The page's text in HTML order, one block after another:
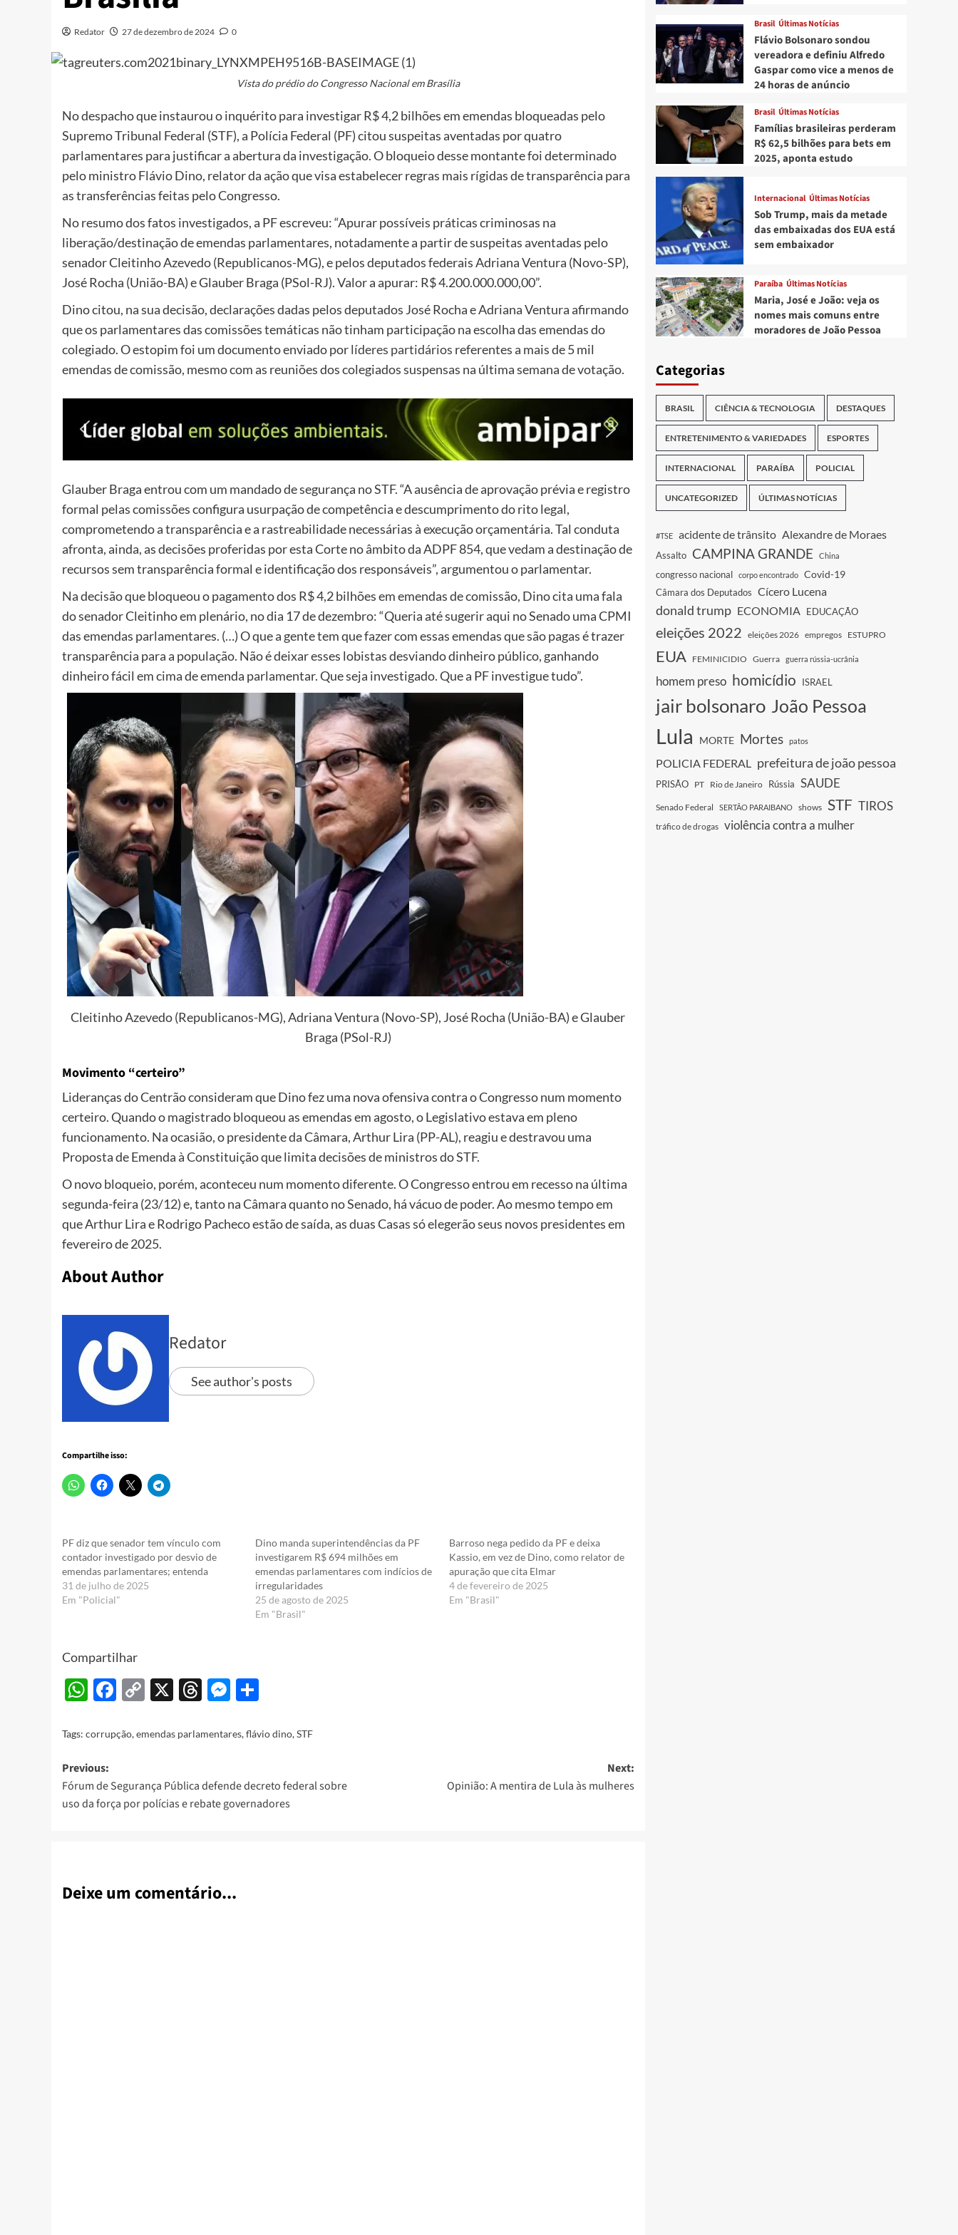
Redator 27 de dezembro de 2024 0
Vista do prédio do Congresso Nacional em Brasília
No despacho que instaurou o inquérito para investigar R$ 4,2 bilhões em emendas bloqueadas pelo
Supremo Tribunal Federal (STF), a Polícia Federal (PF) citou suspeitas aventadas por quatro
parlamentares para justificar a abertura da investigação. O bloqueio desse montante foi determinado
pelo ministro Flávio Dino, relator da ação que visa estabelecer regras mais rígidas de transparência para
as transferências feitas pelo Congresso.
No resumo dos fatos investigados, a PF escreveu: “Apurar possíveis práticas criminosas na
liberação/destinação de emendas parlamentares, notadamente a partir de suspeitas aventadas pelo
senador Cleitinho Azevedo (Republicanos-MG), e pelos deputados federais Adriana Ventura (Novo-SP),
José Rocha (União-BA) e Glauber Braga (PSol-RJ). Valor a apurar: R$ 4.200.000.000,00”.
Dino citou, na sua decisão, declarações dadas pelos deputados José Rocha e Adriana Ventura afirmando
que os parlamentares das comissões temáticas não tinham participação na escolha das emendas do
colegiado. O estopim foi um documento enviado porlíderes partidários referentes a mais de 5 mil
emendas de comissão, mesmo com as reuniões dos colegiados suspensas na última semana de votação.
Glauber Braga entrou com um mandado de segurança no STF. “A ausência de aprovação prévia e registro
formal pelas comissões configura usurpação de competência e descumprimento do rito legal,
comprometendo a transparência e a rastreabilidade necessárias à execução orçamentária. Tal conduta
afronta, ainda, as decisões proferidas por esta Corte no âmbito da ADPF 854, que vedam a destinação de
recursos sem transparência formal e identificação dos responsáveis”, argumentou o parlamentar.
Na decisão que bloqueou o pagamento dos R$ 4,2 bilhões em emendas de comissão, Dino cita uma fala
do senador Cleitinho em plenário, no dia 17 de dezembro: “Queria até sugerir aqui no Senado uma CPMI
das emendas parlamentares. (…) O que a gente tem que fazer com essas emendas que são pagas é trazer
transparência para a população. Não é deixar esses lobistas desviando dinheiro público, ganhando
dinheiro fácil em cima de emenda parlamentar. Que seja investigado. Que a PF investigue tudo”.
Cleitinho Azevedo (Republicanos-MG), Adriana Ventura (Novo-SP), José Rocha (União-BA) e Glauber
Braga (PSol-RJ)
Movimento “certeiro”
Lideranças do Centrão consideram que Dino fez uma nova ofensiva contra o Congresso num momento
certeiro. Quando o magistrado bloqueou as emendas em agosto, o Legislativo estava em pleno
funcionamento. Na ocasião, o presidente da Câmara, Arthur Lira (PP-AL), reagiu e destravou uma
Proposta de Emenda à Constituição que limita decisões de ministros do STF.
O novo bloqueio, porém, aconteceu num momento diferente. O Congresso entrou em recesso na última
segunda-feira (23/12) e, tanto na Câmara quanto no Senado, há vácuo de poder. Ao mesmo tempo em
que Arthur Lira e Rodrigo Pacheco estão de saída, as duas Casas só elegerão seus novos presidentes em
fevereiro de 2025.
About Author
Redator
See author's posts
Compartilhe isso:
PF diz que senador tem vínculo com
contador investigado por desvio de
emendas parlamentares; entenda
31 de julho de 2025
Em "Policial"
Dino manda superintendências da PF
investigarem R$ 694 milhões em
emendas parlamentares com indícios de
irregularidades
25 de agosto de 2025
Em "Brasil"
Barroso nega pedido da PF e deixa
Kassio, em vez de Dino, como relator de
apuração que cita Elmar
4 de fevereiro de 2025
Em "Brasil"
Compartilhar
WhatsApp
Facebook
Copy
X Threads
Messenger
Tags: corrupção,emendas parlamentares,flávio dino,STF
Post
navigation
Previous:
Fórum de Segurança Pública defende decreto federal sobre
uso da força por polícias e rebate governadores
Next:
Opinião: A mentira de Lula às mulheres
Deixe um comentário...
Brasil Últimas Notícias
Flávio Bolsonaro sondou
vereadora e definiu Alfredo
Gaspar como vice a menos de
24 horas de anúncio
Brasil Últimas Notícias
Famílias brasileiras perderam
R$ 62,5 bilhões para bets em
2025, aponta estudo
Internacional Últimas Notícias
Sob Trump, mais da metade
das embaixadas dos EUA está
sem embaixador
Paraíba Últimas Notícias
Maria, José e João: veja os
nomes mais comuns entre
moradores de João Pessoa
Categorias
BRASIL CIÊNCIA & TECNOLOGIA DESTAQUES
ENTRETENIMENTO & VARIEDADES ESPORTES
INTERNACIONAL PARAÍBA POLICIAL
UNCATEGORIZED ÚLTIMAS NOTÍCIAS
#TSE acidente de trânsito Alexandre de Moraes
Assalto CAMPINA GRANDE China
congresso nacional corpo encontrado Covid-19
Câmara dos Deputados Cícero Lucena
donald trump ECONOMIA EDUCAÇÃO
eleições 2022 eleições 2026 empregos ESTUPRO
EUA FEMINICIDIO Guerra guerra rússia-ucrânia
homem preso homicídio ISRAEL
jair bolsonaro João Pessoa
Lula MORTE Mortes patos
POLICIA FEDERAL prefeitura de joão pessoa
PRISÃO PT Rio de Janeiro Rússia SAUDE
Senado Federal SERTÃO PARAIBANO shows STF TIROS
tráfico de drogas violência contra a mulher